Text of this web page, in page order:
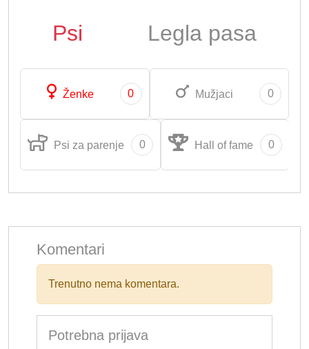
Psi Legla pasa
Ženke 0 Mužjaci 0
Psi za parenje 0 Hall of fame 0
Komentari
Trenutno nema komentara.
Potrebna prijava